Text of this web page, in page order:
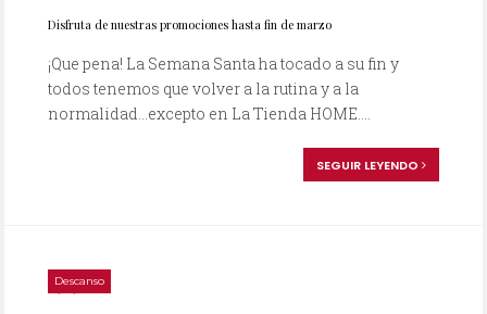
Disfruta de nuestras promociones hasta fin de marzo
¡Que pena! La Semana Santa ha tocado a su fin y
todos tenemos que volver a la rutina y a la
normalidad…excepto en La Tienda HOME....
SEGUIR LEYENDO
Descanso